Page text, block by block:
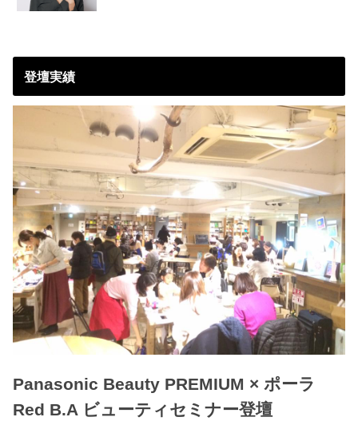
登壇実績
Panasonic Beauty PREMIUM × ポーラ
Red B.A ビューティセミナー登壇